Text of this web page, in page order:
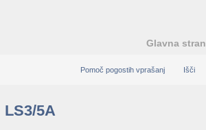
Glavna stran
Pomoč pogostih vprašanj Išči
LS3/5A